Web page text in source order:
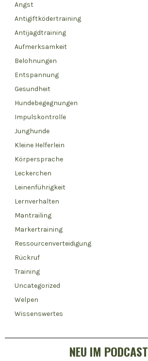
Angst
Antigiftködertraining
Antijagdtraining
Aufmerksamkeit
Belohnungen
Entspannung
Gesundheit
Hundebegegnungen
Impulskontrolle
Junghunde
Kleine Helferlein
Körpersprache
Leckerchen
Leinenführigkeit
Lernverhalten
Mantrailing
Markertraining
Ressourcenverteidigung
Rückruf
Training
Uncategorized
Welpen
Wissenswertes
NEU IM PODCAST